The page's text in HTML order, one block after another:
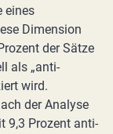
eines
Dimension
der Sätze
als „anti-
wird.
der Analyse
9,3 Prozent anti-